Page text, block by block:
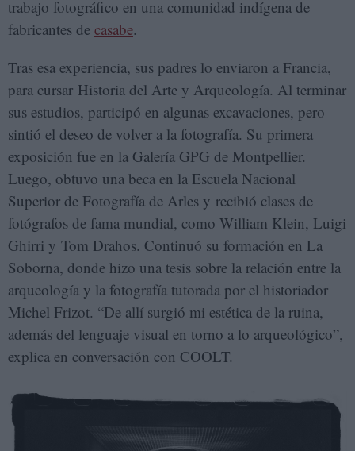
trabajo fotográfico en una comunidad indígena de
fabricantes de casabe.
Tras esa experiencia, sus padres lo enviaron a Francia,
para cursar Historia del Arte y Arqueología. Al terminar
sus estudios, participó en algunas excavaciones, pero
sintió el deseo de volver a la fotografía. Su primera
exposición fue en la Galería GPG de Montpellier.
Luego, obtuvo una beca en la Escuela Nacional
Superior de Fotografía de Arles y recibió clases de
fotógrafos de fama mundial, como William Klein, Luigi
Ghirri y Tom Drahos. Continuó su formación en La
Soborna, donde hizo una tesis sobre la relación entre la
arqueología y la fotografía tutorada por el historiador
Michel Frizot. “De allí surgió mi estética de la ruina,
además del lenguaje visual en torno a lo arqueológico”,
explica en conversación con COOLT.